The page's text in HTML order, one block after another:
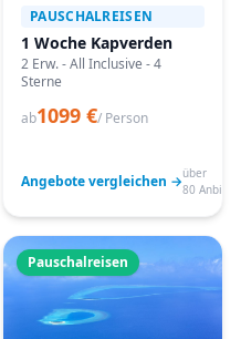
PAUSCHALREISEN
1 Woche Kapverden
2 Erw. - All Inclusive - 4
Sterne
ab1099 €/ Person
Angebote vergleichen →über
80
Pauschalreisen